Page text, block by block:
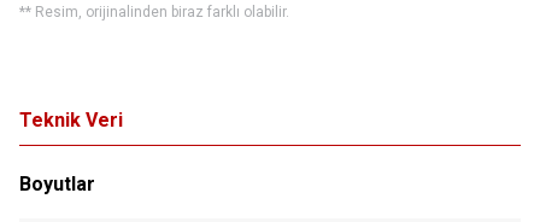
** Resim, orijinalinden biraz farklı olabilir.
Teknik Veri
Boyutlar